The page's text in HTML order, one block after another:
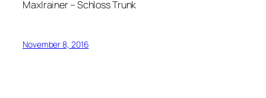
Maxlrainer – Schloss Trunk
November 8, 2016